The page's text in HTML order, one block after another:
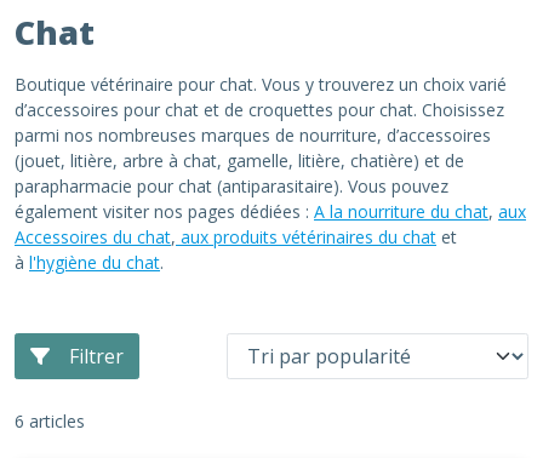
Chat
Boutique vétérinaire pour chat. Vous y trouverez un choix varié
d’accessoires pour chat et de croquettes pour chat. Choisissez
parmi nos nombreuses marques de nourriture, d’accessoires
(jouet, litière, arbre à chat, gamelle, litière, chatière) et de
parapharmacie pour chat (antiparasitaire). Vous pouvez
également visiter nos pages dédiées : A la nourriture du chat, aux
Accessoires du chat, aux produits vétérinaires du chat et
à l'hygiène du chat.
Filtrer
6 articles